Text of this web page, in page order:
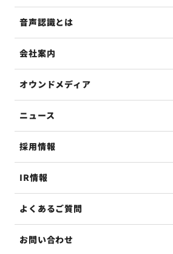
音声認識とは
会社案内
オウンドメディア
ニュース
採用情報
IR情報
よくあるご質問
お問い合わせ